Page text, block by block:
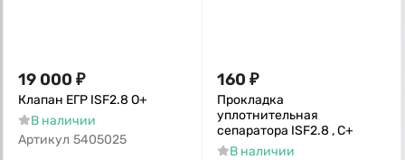
19 000 ₽
Клапан ЕГР ISF2.8 О+
В наличии
Артикул 5405025
160 ₽
Прокладка
уплотнительная
сепаратора ISF2.8 , С+
В наличии